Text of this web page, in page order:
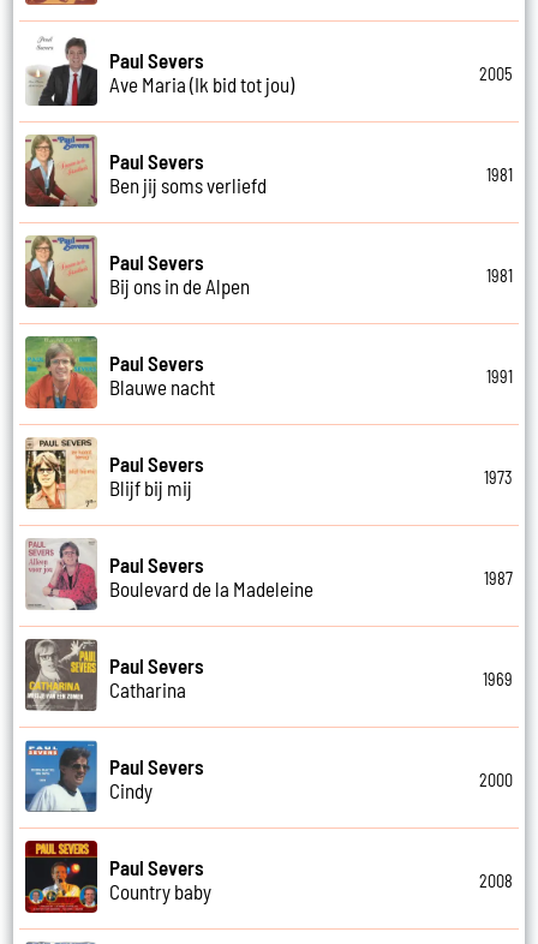
Paul Severs
Ave Maria (Ik bid tot jou)
2005
Paul Severs
Ben jij soms verliefd
1981
Paul Severs
Bij ons in de Alpen
1981
Paul Severs
Blauwe nacht
1991
Paul Severs
Blijf bij mij
1973
Paul Severs
Boulevard de la Madeleine
1987
Paul Severs
Catharina
1969
Paul Severs
Cindy
2000
Paul Severs
Country baby
2008